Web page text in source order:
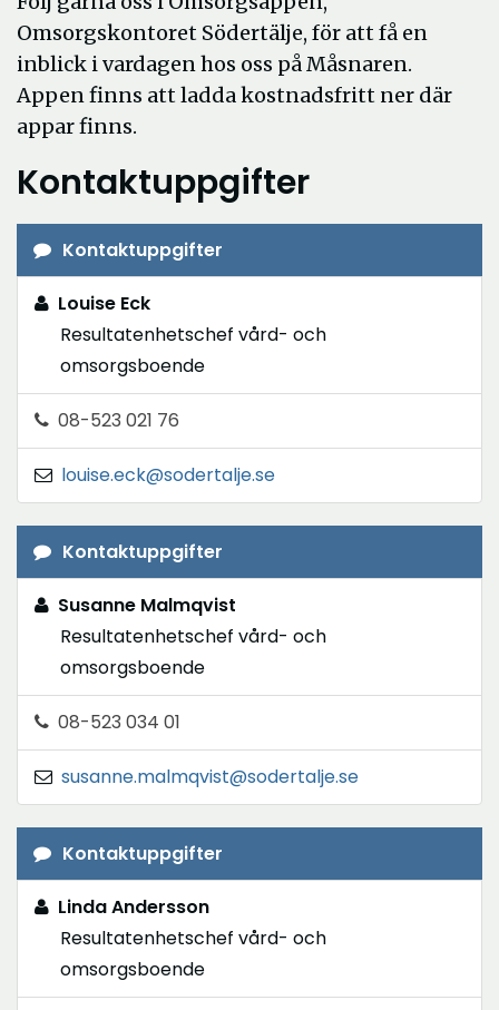
Omsorgskontoret Södertälje, för att få en
inblick i vardagen hos oss på Måsnaren.
Appen finns att ladda kostnadsfritt ner där
appar finns.
Kontaktuppgifter
Kontaktuppgifter
Louise Eck
Resultatenhetschef vård- och
omsorgsboende
08-523 021 76
louise.eck@sodertalje.se
Kontaktuppgifter
Susanne Malmqvist
Resultatenhetschef vård- och
omsorgsboende
08-523 034 01
susanne.malmqvist@sodertalje.se
Kontaktuppgifter
Linda Andersson
Resultatenhetschef vård- och
omsorgsboende